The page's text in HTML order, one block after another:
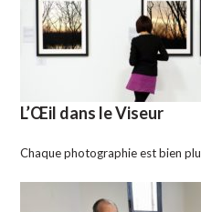
L’Œil dans le Viseur
Chaque photographie est bien